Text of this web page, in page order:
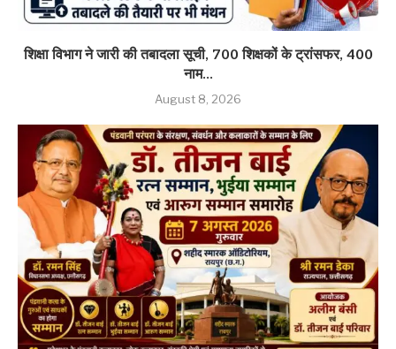
शिक्षा विभाग ने जारी की तबादला सूची, 700 शिक्षकों के ट्रांसफर, 400
नाम...
August 8, 2026